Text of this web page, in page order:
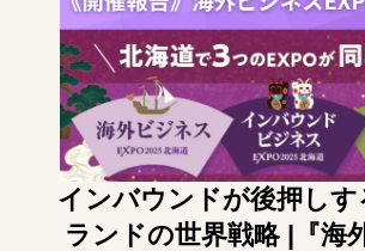
インバウンドが後押しす
ランドの世界戦略 |『海